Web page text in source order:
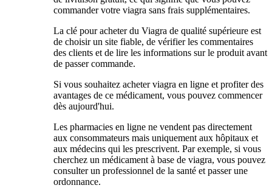
commander votre viagra sans frais supplémentaires.
La clé pour acheter du Viagra de qualité supérieure est
de choisir un site fiable, de vérifier les commentaires
des clients et de lire les informations sur le produit avant
de passer commande.
Si vous souhaitez acheter viagra en ligne et profiter des
avantages de ce médicament, vous pouvez commencer
dès aujourd'hui.
Les pharmacies en ligne ne vendent pas directement
aux consommateurs mais uniquement aux hôpitaux et
aux médecins qui les prescrivent. Par exemple, si vous
cherchez un médicament à base de viagra, vous pouvez
consulter un professionnel de la santé et passer une
ordonnance.